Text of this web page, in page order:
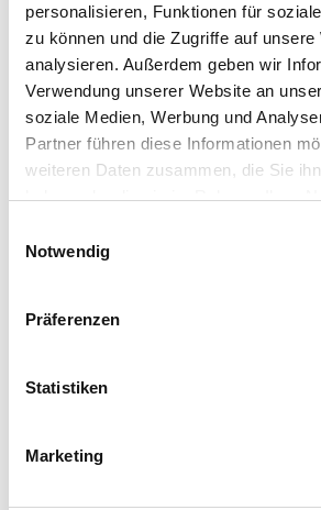
personalisieren, Funktionen für
zu können und die Zugriffe auf unsere
analysieren. Außerdem geben wir
Verwendung unserer Website an
soziale Medien, Werbung und
Partner führen diese Informationen
weiteren Daten zusammen, die Sie
haben oder die sie im Rahmen Ihrer
Notwendig
Präferenzen
Statistiken
Marketing
Gebinde
Umrechnungsfaktoren